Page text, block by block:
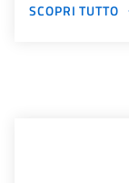
SCOPRI TUTTO